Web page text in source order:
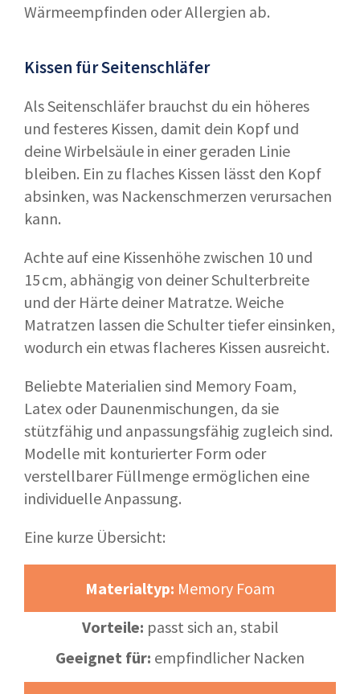
Wärmeempfinden oder Allergien ab.
Kissen für Seitenschläfer
Als Seitenschläfer brauchst du ein höheres
und festeres Kissen, damit dein Kopf und
deine Wirbelsäule in einer geraden Linie
bleiben. Ein zu flaches Kissen lässt den Kopf
absinken, was Nackenschmerzen verursachen
kann.
Achte auf eine Kissenhöhe zwischen 10 und
15 cm, abhängig von deiner Schulterbreite
und der Härte deiner Matratze. Weiche
Matratzen lassen die Schulter tiefer einsinken,
wodurch ein etwas flacheres Kissen ausreicht.
Beliebte Materialien sind Memory Foam,
Latex oder Daunenmischungen, da sie
stützfähig und anpassungsfähig zugleich sind.
Modelle mit konturierter Form oder
verstellbarer Füllmenge ermöglichen eine
individuelle Anpassung.
Eine kurze Übersicht:
Materialtyp: Memory Foam
Vorteile: passt sich an, stabil
Geeignet für: empfindlicher Nacken